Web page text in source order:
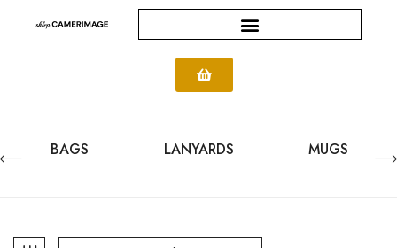
BAGS LANYARDS MUGS